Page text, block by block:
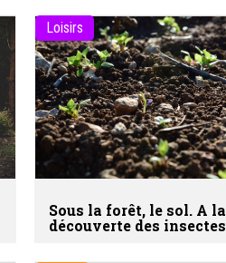
Loisirs
Sous la forêt, le sol. A la
découverte des insectes